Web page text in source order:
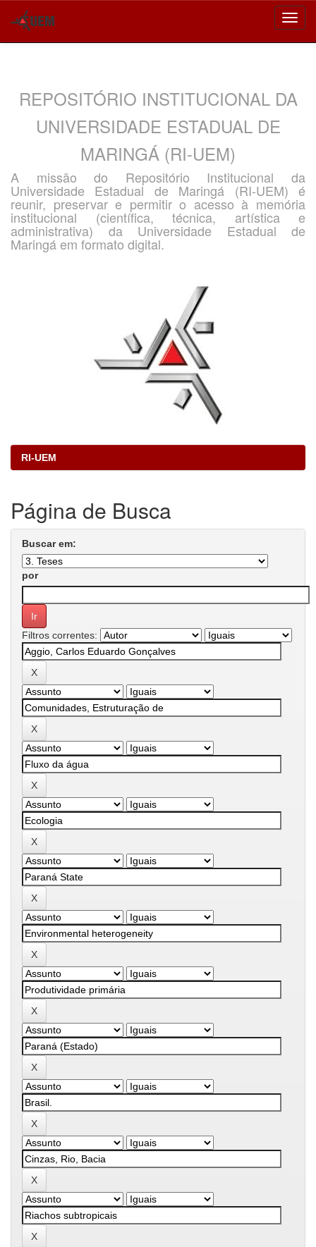
REPOSITÓRIO INSTITUCIONAL DA
UNIVERSIDADE ESTADUAL DE
MARINGÁ (RI-UEM)
A missão do Repositório Institucional da
Universidade Estadual de Maringá (RI-UEM) é
reunir, preservar e permitir o acesso à memória
institucional (científica, técnica, artística e
administrativa) da Universidade Estadual de
Maringá em formato digital.
RI-UEM
Página de Busca
Buscar em:
por
Filtros correntes: